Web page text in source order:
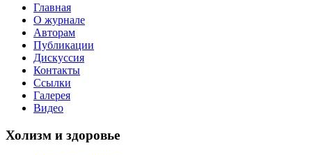
Главная
О журнале
Авторам
Публикации
Дискуссия
Контакты
Ссылки
Галерея
Видео
Холизм и здоровье